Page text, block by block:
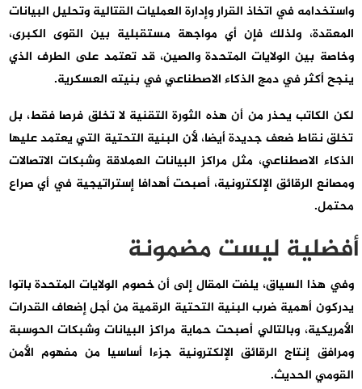
واستخدامه في اتخاذ القرار وإدارة العمليات القتالية وتحليل البيانات
المعقدة، ولذلك فإن أي مواجهة مستقبلية بين القوى الكبرى،
وخاصة بين الولايات المتحدة والصين، قد تعتمد على الطرف الذي
ينجح أكثر في دمج الذكاء الاصطناعي في بنيته العسكرية.
لكن الكاتب يحذر من أن هذه الثورة التقنية لا تخلق فرصا فقط، بل
تخلق نقاط ضعف جديدة أيضا، لأن البنية التحتية التي يعتمد عليها
الذكاء الاصطناعي، مثل مراكز البيانات العملاقة وشبكات الاتصالات
ومصانع الرقائق الإلكترونية، أصبحت أهدافا إستراتيجية في أي صراع
محتمل.
أفضلية ليست مضمونة
وفي هذا السياق، يلفت المقال إلى أن خصوم الولايات المتحدة باتوا
يدركون أهمية ضرب البنية التحتية الرقمية من أجل إضعاف القدرات
الأمريكية، وبالتالي أصبحت حماية مراكز البيانات وشبكات الحوسبة
ومرافق إنتاج الرقائق الإلكترونية جزءا أساسيا من مفهوم الأمن
القومي الحديث.